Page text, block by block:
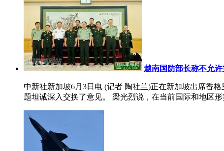
越南国防部长称不允
中新社新加坡6月3日电 (记者 陶社兰)正在新加坡出席香
题坦诚深入交换了意见。 梁光烈说，在当前国际和地区